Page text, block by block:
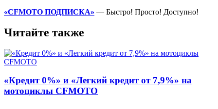
«CFMOTO ПОДПИСКА» — Быстро! Просто! Доступно!
Читайте также
«Кредит 0%» и «Легкий кредит от 7,9%» на
мотоциклы CFMOTO